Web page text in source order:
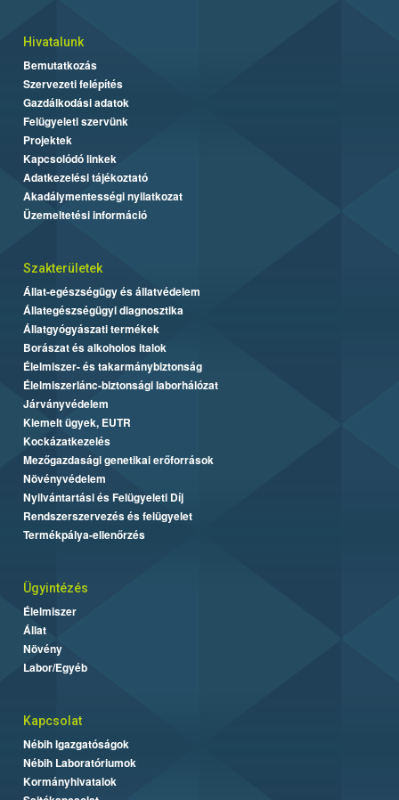
Hivatalunk
Bemutatkozás
Szervezeti felépítés
Gazdálkodási adatok
Felügyeleti szervünk
Projektek
Kapcsolódó linkek
Adatkezelési tájékoztató
Akadálymentességi nyilatkozat
Üzemeltetési információ
Szakterületek
Állat-egészségügy és állatvédelem
Állategészségügyi diagnosztika
Állatgyógyászati termékek
Borászat és alkoholos italok
Élelmiszer- és takarmánybiztonság
Élelmiszerlánc-biztonsági laborhálózat
Járványvédelem
Kiemelt ügyek, EUTR
Kockázatkezelés
Mezőgazdasági genetikai erőforrások
Növényvédelem
Nyilvántartási és Felügyeleti Díj
Rendszerszervezés és felügyelet
Termékpálya-ellenőrzés
Ügyintézés
Élelmiszer
Állat
Növény
Labor/Egyéb
Kapcsolat
Nébih Igazgatóságok
Nébih Laboratóriumok
Kormányhivatalok